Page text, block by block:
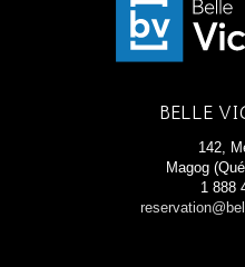
BELLE
142,
Magog
1 888